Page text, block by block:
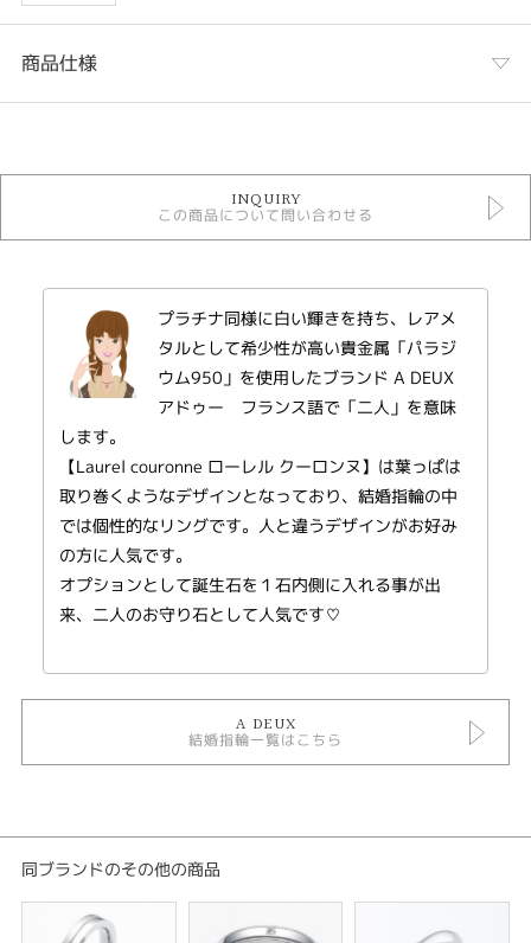
商品仕様
結婚指輪
性別
レディース
デザインテイスト
紹介文
ピュアに輝くリングは、永遠に変わることのない 二人の愛の証。A DEUX
（ア・ドゥ） とはフランス語で『二人へ』という意味。 二人の絆がこの先
もずっと結ばれていますように…。
※税込み価格になります。
INQUIRY
この商品について問い合わせる
プラチナ同様に白い輝きを持ち、レアメ
タルとして希少性が高い貴金属「パラジ
ウム950」を使用したブランド A DEUX
アドゥー フランス語で「二人」を意味
します。
【Laurel couronne ローレル クーロンヌ】は葉っぱは
取り巻くようなデザインとなっており、結婚指輪の中
では個性的なリングです。人と違うデザインがお好み
の方に人気です。
オプションとして誕生石を１石内側に入れる事が出
来、二人のお守り石として人気です♡
A DEUX
結婚指輪一覧はこちら
同ブランドのその他の商品